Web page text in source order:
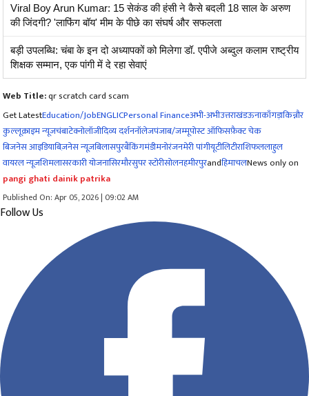
Viral Boy Arun Kumar: 15 सेकंड की हंसी ने कैसे बदली 18 साल के अरुण
की जिंदगी? 'लाफिंग बॉय' मीम के पीछे का संघर्ष और सफलता
बड़ी उपलब्धि: चंबा के इन दो अध्यापकों को मिलेगा डॉ. एपीजे अब्दुल कलाम राष्ट्रीय
शिक्षक सम्मान, एक पांगी में दे रहा सेवाएं
Web Title:qr scratch card scam
Get LatestEducation/JobENGLICPersonal Financeअभी-अभीउत्तराखंडऊनाकाँगड़ाकिन्नौर
कुल्लूक्राइम न्यूजचंबाटेक्नोलॉजीदिव्य दर्शननॉलेजपंजाब/जम्मूपोस्ट ऑफिसफ़ैक्ट चेक
बिजनेस आइडियाबिज़नेस न्यूज़बिलासपुरबैंकिंगमंडीमनोरंजनमेरी पांगीयूटीलिटीराशिफललाहुल
वायरल न्यूज़शिमलासरकारी योजनासिरमौरसुपर स्टोरीसोलनहमीरपुरandहिमाचलNews only on
pangi ghati dainik patrika
Published On: Apr 05, 2026 | 09:02 AM
Follow Us